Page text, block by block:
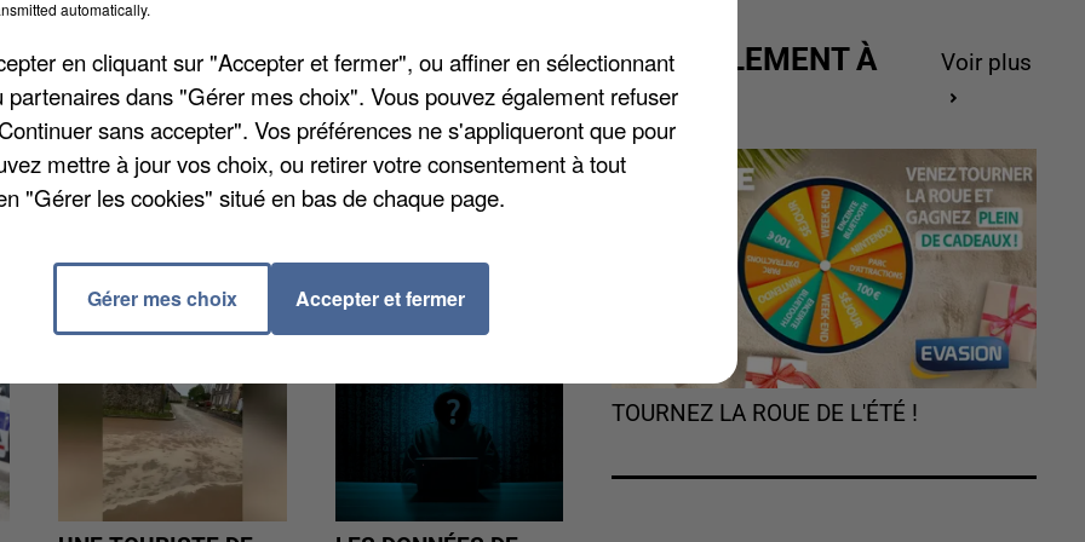
département, avec un cumul de 2023 à 2025.
auteurs de cambriolages. Parmi eux, 177
taux plutôt moyen. Le département qui compte le
47%.
ACTUELLEMENT À
GAGNER
Voir plus
TOURNEZ LA ROUE DE L'ÉTÉ !
automatically.
en cliquant sur "Accepter et fermer", ou affiner en sélectionnant
partenaires dans "Gérer mes choix". Vous pouvez également refuser
sans accepter". Vos préférences ne s'appliqueront que pour
mettre à jour vos choix, ou retirer votre consentement à tout
"Gérer les cookies" situé en bas de chaque page.
Gérer mes choix Accepter et fermer